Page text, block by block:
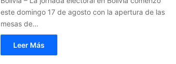
este domingo 17 de agosto con la apertura de las
mesas de…
Leer Más